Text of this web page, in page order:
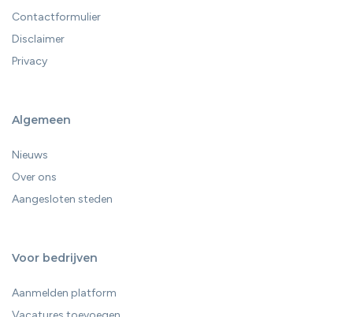
Contactformulier
Disclaimer
Privacy
Algemeen
Nieuws
Over ons
Aangesloten steden
Voor bedrijven
Aanmelden platform